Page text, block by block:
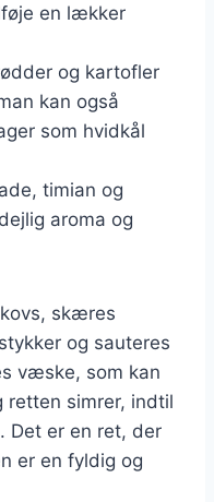
en lækker
og kartofler
kan også
som hvidkål
timian og
aroma og
skæres
og sauteres
væske, som kan
simrer, indtil
Det er en ret, der
er en fyldig og